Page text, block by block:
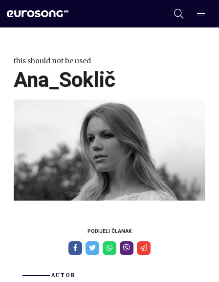
this should not be used
Ana_Soklič
PODIJELI ČLANAK
AUTOR